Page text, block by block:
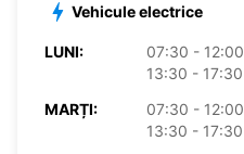
Vehicule electrice
LUNI:
07:30 - 12:00
13:30 - 17:30
MARȚI:
07:30 - 12:00
13:30 - 17:30